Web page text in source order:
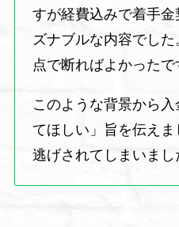
すが経費込みで着手
ズナブルな内容でし
点で断ればよかったで
このような背景から
てほしい」旨を伝え
逃げされてしまいまし